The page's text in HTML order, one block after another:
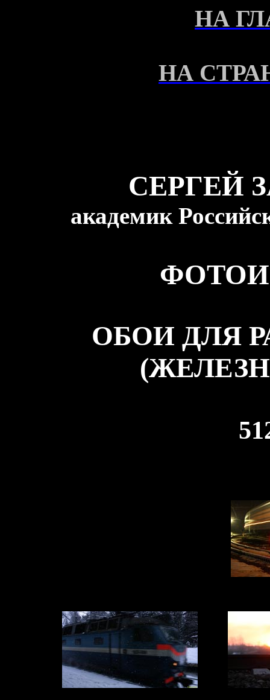
НА
НА
СЕРГЕЙ
академик
ОБОИ ДЛЯ